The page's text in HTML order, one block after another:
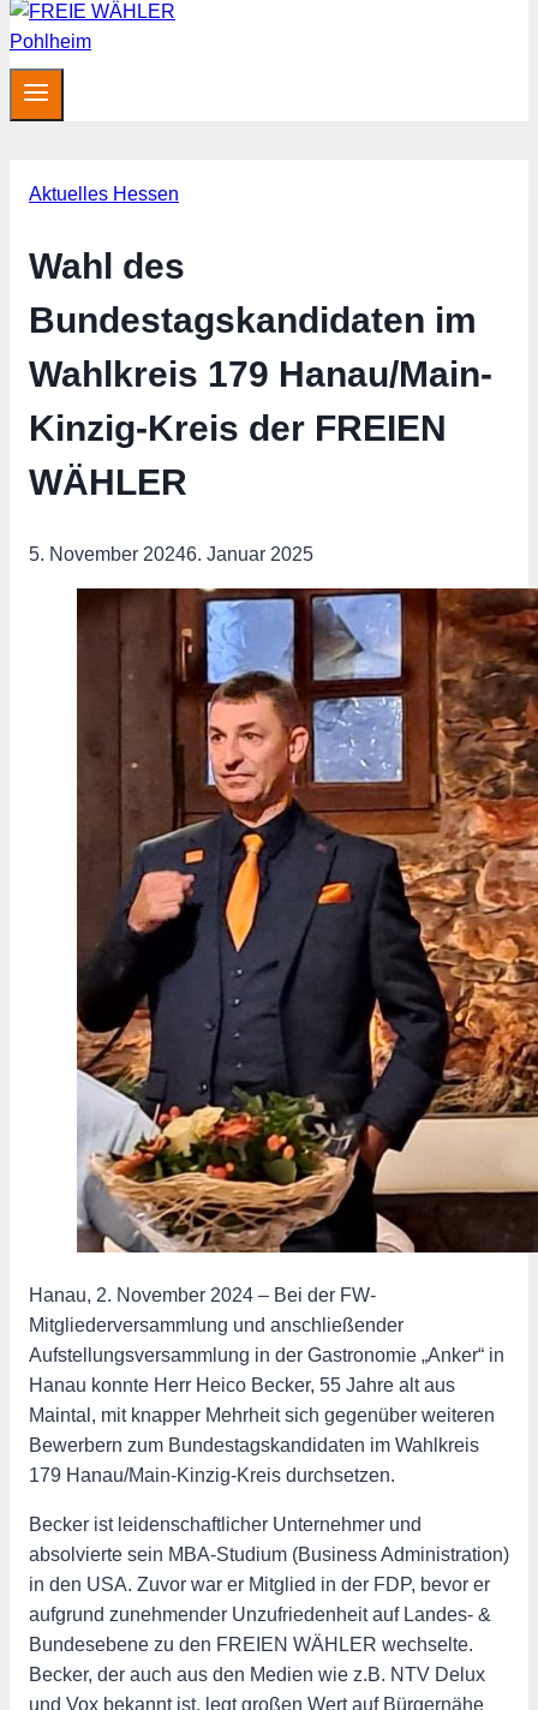
Aktuelles Hessen
Wahl des
Bundestagskandidaten im
Wahlkreis 179 Hanau/Main-
Kinzig-Kreis der FREIEN
WÄHLER
5. November 20246. Januar 2025
Hanau, 2. November 2024 – Bei der FW-
Mitgliederversammlung und anschließender
Aufstellungsversammlung in der Gastronomie „Anker“ in
Hanau konnte Herr Heico Becker, 55 Jahre alt aus
Maintal, mit knapper Mehrheit sich gegenüber weiteren
Bewerbern zum Bundestagskandidaten im Wahlkreis
179 Hanau/Main-Kinzig-Kreis durchsetzen.
Becker ist leidenschaftlicher Unternehmer und
absolvierte sein MBA-Studium (Business Administration)
in den USA. Zuvor war er Mitglied in der FDP, bevor er
aufgrund zunehmender Unzufriedenheit auf Landes- &
Bundesebene zu den FREIEN WÄHLER wechselte.
Becker, der auch aus den Medien wie z.B. NTV Delux
und Vox bekannt ist, legt großen Wert auf Bürgernähe